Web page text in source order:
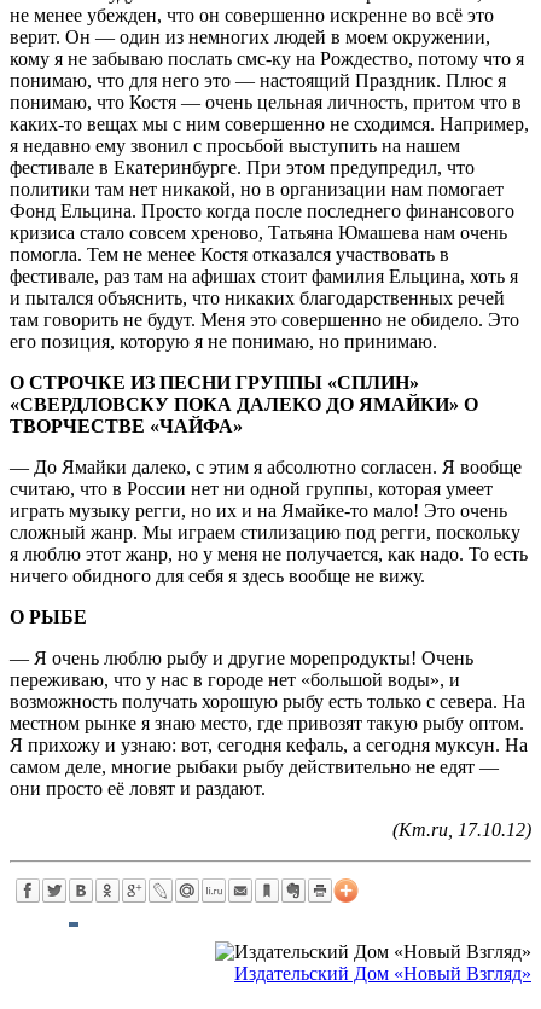
не менее убежден, что он совершенно искренне во всё это
верит. Он — один из немногих людей в моем окружении,
кому я не забываю послать смс-ку на Рождество, потому что я
понимаю, что для него это — настоящий Праздник. Плюс я
понимаю, что Костя — очень цельная личность, притом что в
каких-то вещах мы с ним совершенно не сходимся. Например,
я недавно ему звонил с просьбой выступить на нашем
фестивале в Екатеринбурге. При этом предупредил, что
политики там нет никакой, но в организации нам помогает
Фонд Ельцина. Просто когда после последнего финансового
кризиса стало совсем хреново, Татьяна Юмашева нам очень
помогла. Тем не менее Костя отказался участвовать в
фестивале, раз там на афишах стоит фамилия Ельцина, хоть я
и пытался объяснить, что никаких благодарственных речей
там говорить не будут. Меня это совершенно не обидело. Это
его позиция, которую я не понимаю, но принимаю.
О СТРОЧКЕ ИЗ ПЕСНИ ГРУППЫ «СПЛИН»
«СВЕРДЛОВСКУ ПОКА ДАЛЕКО ДО ЯМАЙКИ» О
ТВОРЧЕСТВЕ «ЧАЙФА»
— До Ямайки далеко, с этим я абсолютно согласен. Я вообще
считаю, что в России нет ни одной группы, которая умеет
играть музыку регги, но их и на Ямайке-то мало! Это очень
сложный жанр. Мы играем стилизацию под регги, поскольку
я люблю этот жанр, но у меня не получается, как надо. То есть
ничего обидного для себя я здесь вообще не вижу.
О РЫБЕ
— Я очень люблю рыбу и другие морепродукты! Очень
переживаю, что у нас в городе нет «большой воды», и
возможность получать хорошую рыбу есть только с севера. На
местном рынке я знаю место, где привозят такую рыбу оптом.
Я прихожу и узнаю: вот, сегодня кефаль, а сегодня муксун. На
самом деле, многие рыбаки рыбу действительно не едят —
они просто её ловят и раздают.
(Km.ru, 17.10.12)
Издательский Дом «Новый Взгляд»